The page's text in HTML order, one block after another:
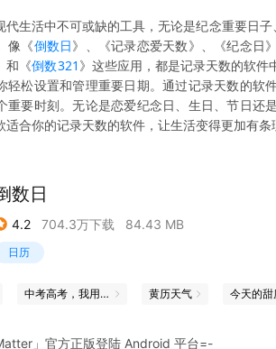
代生活中不可或缺的工具，无论是纪念重要日
像《倒数日》、《记录恋爱天数》、《纪念日
和《倒数321 》这些应用，都是记录天数的软
轻松设置和管理重要日期。通过记录天数的软
重要时刻。无论是恋爱纪念日、生日、节日还
合你的记录天数的软件，让生活变得更加有条
数日
4.2 704.3万下载 84.43 MB
日历
中考高考，我用它过关 黄历天气 今天的
」官方正版登陆 Android 平台=-